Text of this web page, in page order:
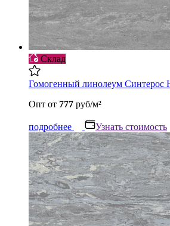
Склад
Гомогенный линолеум Синтерос
Опт от 777 руб/м²
подробнее Узнать стоимость